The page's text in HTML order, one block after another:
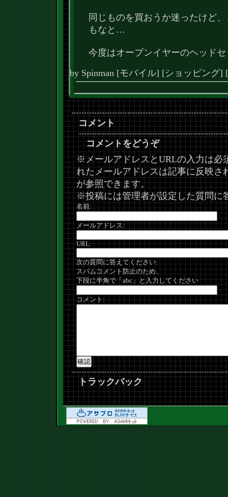
同じものを買おうか迷ったけど
もなと…
今度はオープンイヤーのヘッド
by Spinman [モバイル] [ショッピング] [
コメント
コメントをどうぞ
※メールアドレスとURLの入力は必
れたメールアドレスは記事に反映さ
が参照できます。
※投稿には管理者が設定した質問に
名前:
メールアドレス:
URL:
次の質問に答えてください:
スパムコメント防止のため、
下段に半角で「abc」と入力してください
コメント:
トラックバック